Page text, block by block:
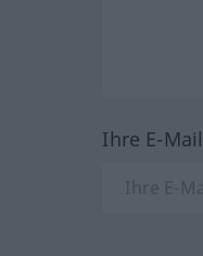
Ihre E-